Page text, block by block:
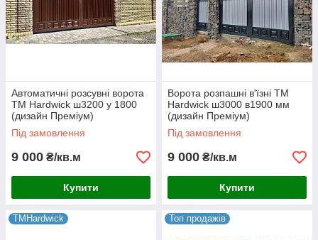
безкоштовно по Україні. Виконуємо
установку швидко і якісно.
Розпашні ворота Hardwick
A-VOROTA — співпраця на вигідних
1
Автоматичні розсувні ворота
TM Hardwick ш3200 у 1800
(дизайн Преміум)
Під замовлення
9 000 ₴/кв.м
Купити
Ворота розпашні в'їзні TM
Hardwick ш3000 в1900 мм
(дизайн Преміум)
Під замовлення
9 000 ₴/кв.м
Купити
TMHardwick Топ продажів